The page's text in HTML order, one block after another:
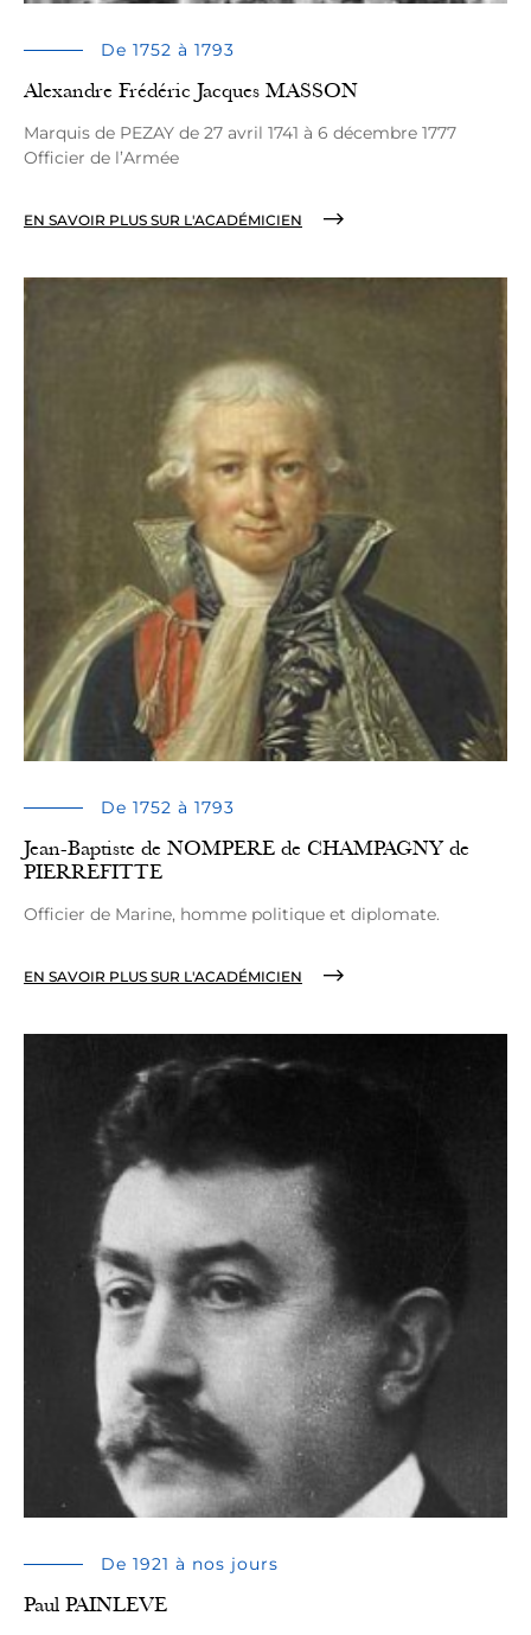
De 1752 à 1793
Alexandre Frédéric Jacques MASSON
Marquis de PEZAY de 27 avril 1741 à 6 décembre 1777
Officier de l’Armée
EN SAVOIR PLUS SUR L'ACADÉMICIEN
De 1752 à 1793
Jean-Baptiste de NOMPERE de CHAMPAGNY de
PIERREFITTE
Officier de Marine, homme politique et diplomate.
EN SAVOIR PLUS SUR L'ACADÉMICIEN
De 1921 à nos jours
Paul PAINLEVE